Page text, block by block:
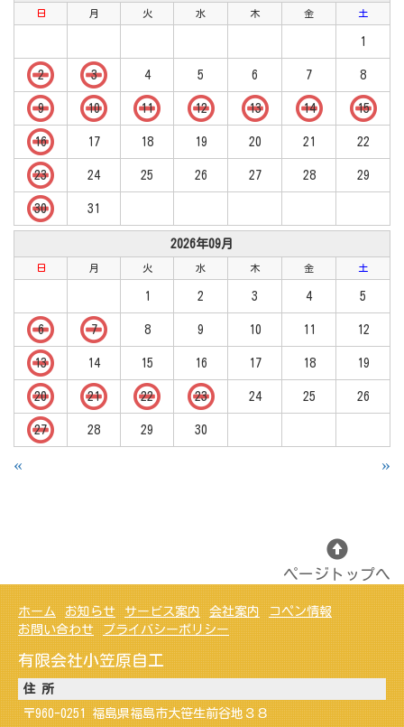
日 月 火 水 木 金 土
1
2 3 4 5 6 7 8
9 10 11 12 13 14 15
16 17 18 19 20 21 22
23 24 25 26 27 28 29
30 31
2026年09月
日 月 火 水 木 金 土
1 2 3 4 5
6 7 8 9 10 11 12
13 14 15 16 17 18 19
20 21 22 23 24 25 26
27 28 29 30
« »
ページトップへ
ホーム お知らせ サービス案内 会社案内
コペン情報
お問い合わせ
プライバシーポリシー
有限会社小笠原自工
住 所
〒960-0251 福島県福島市大笹生前谷地３８